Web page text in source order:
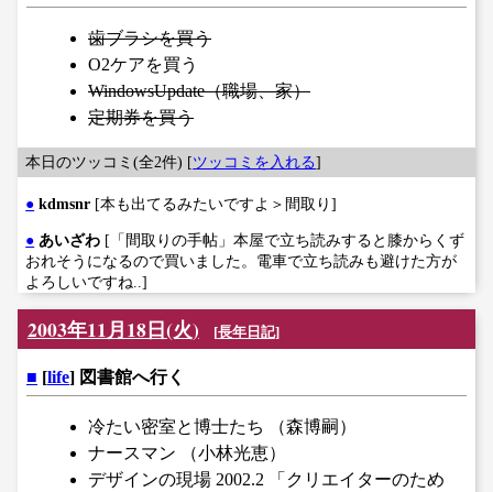
歯ブラシを買う
O2ケアを買う
WindowsUpdate（職場、家）
定期券を買う
本日のツッコミ(全2件) [ツッコミを入れる]
● kdmsnr [本も出てるみたいですよ＞間取り]
● あいざわ [「間取りの手帖」本屋で立ち読みすると膝からくず
おれそうになるので買いました。電車で立ち読みも避けた方が
よろしいですね..]
2003年11月18日(火) [長年日記]
■ [life] 図書館へ行く
冷たい密室と博士たち （森博嗣）
ナースマン （小林光恵）
デザインの現場 2002.2 「クリエイターのため